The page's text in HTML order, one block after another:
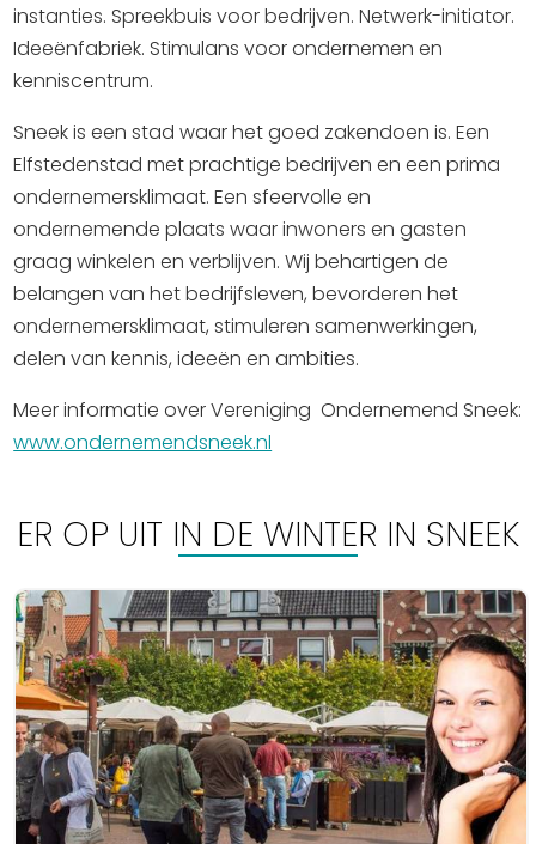
instanties. Spreekbuis voor bedrijven. Netwerk-initiator.
Ideeënfabriek. Stimulans voor ondernemen en
kenniscentrum.
Sneek is een stad waar het goed zakendoen is. Een
Elfstedenstad met prachtige bedrijven en een prima
ondernemersklimaat. Een sfeervolle en
ondernemende plaats waar inwoners en gasten
graag winkelen en verblijven. Wij behartigen de
belangen van het bedrijfsleven, bevorderen het
ondernemersklimaat, stimuleren samenwerkingen,
delen van kennis, ideeën en ambities.
Meer informatie over Vereniging Ondernemend Sneek:
www.ondernemendsneek.nl
ER OP UIT IN DE WINTER IN SNEEK